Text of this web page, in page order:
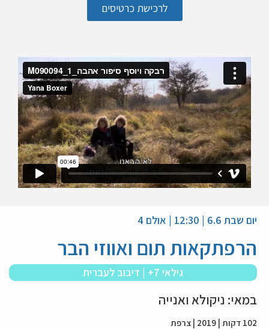
לרכישת כרטיסים
יום שבת 6.6 | 12:30 | אולם 4
הרפתקאות תום ואווזי הבר
גילאי 7+ | דיבוב לעברית
במאי: ניקולא ואנייה
102 דקות | 2019 | צרפת